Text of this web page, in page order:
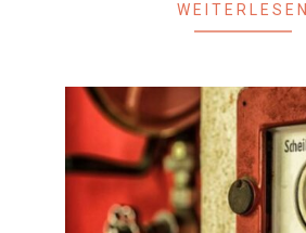
WEITERLESEN